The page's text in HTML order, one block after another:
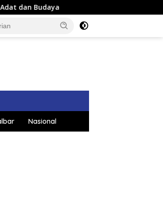
Hadiri Acara Perpisahan Danlanud, Wakil
Nasional